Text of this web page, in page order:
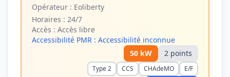
Opérateur : Eoliberty
Horaires : 24/7
Accès : Accès libre
Accessibilité PMR : Accessibilité inconnue
50 kW 2 points
Type 2 CCS CHAdeMO E/F